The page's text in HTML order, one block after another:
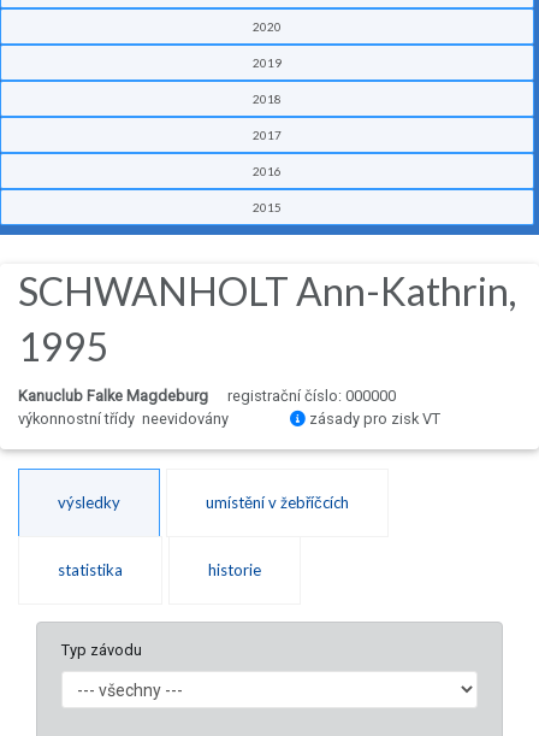
2020
2019
2018
2017
2016
2015
SCHWANHOLT Ann-Kathrin,
1995
Kanuclub Falke Magdeburg
registrační číslo: 000000
výkonnostní třídy neevidovány
zásady pro zisk VT
výsledky umístění v žebříčcích
statistika historie
Typ závodu